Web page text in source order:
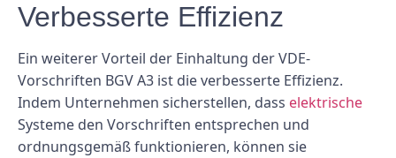
Verbesserte Effizienz
Ein weiterer Vorteil der Einhaltung der VDE-
Vorschriften BGV A3 ist die verbesserte Effizienz.
Indem Unternehmen sicherstellen, dass elektrische
Systeme den Vorschriften entsprechen und
ordnungsgemäß funktionieren, können sie